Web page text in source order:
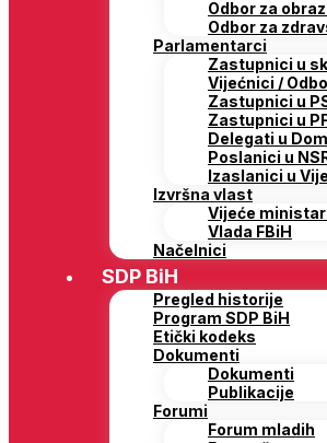
Odbor za
Odbor za
Parlamentarci
Zastupnici u
Vijećnici /
Zastupnici u
Zastupnici u
Delegati u
Poslanici u
Izaslanici u
Izvršna vlast
Vijeće
Vlada FBiH
Načelnici
SDP BiH
Pregled historije
Program SDP BiH
Etički kodeks
Dokumenti
Dokumenti
Publikacije
Forumi
Forum mladih